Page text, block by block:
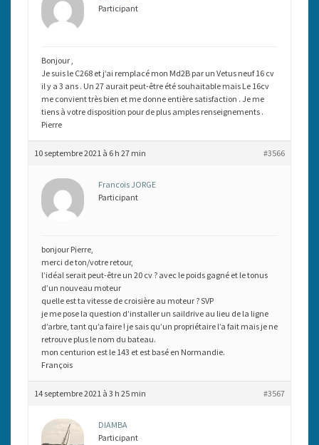
Participant
Bonjour ,
Je suis le C268 et j’ai remplacé mon Md2B par un Vetus neuf 16 cv
il y a 3 ans . Un 27 aurait peut-être été souhaitable mais Le 16cv
me convient très bien et me donne entière satisfaction . Je me
tiens à votre disposition pour de plus amples renseignements .
Pierre
10 septembre 2021 à 6 h 27 min #3566
Francois JORGE
Participant
bonjour Pierre,
merci de ton/votre retour,
l’idéal serait peut-être un 20 cv ? avec le poids gagné et le tonus
d’un nouveau moteur
quelle est ta vitesse de croisière au moteur ? SVP
je me pose la question d’installer un saildrive au lieu de la ligne
d’arbre, tant qu’a faire ! je sais qu’un propriétaire l’a fait mais je ne
retrouve plus le nom du bateau.
mon centurion est le 143 et est basé en Normandie.
François
14 septembre 2021 à 3 h 25 min #3567
DIAMBA
Participant